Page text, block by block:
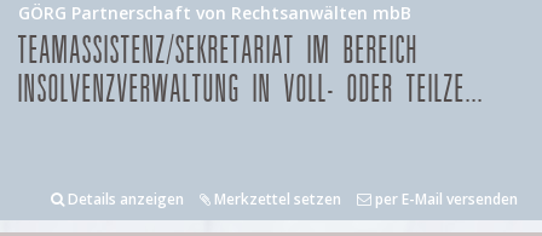
GÖRG Partnerschaft von Rechtsanwälten mbB
TEAMASSISTENZ/SEKRETARIAT IM BEREICH
INSOLVENZVERWALTUNG IN VOLL- ODER TEILZE...
Details anzeigen Merkzettel setzen per E-Mail versenden